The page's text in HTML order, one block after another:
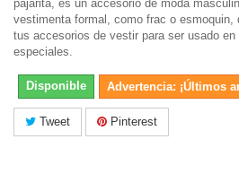
pajarita, es un accesorio de moda
vestimenta formal, como frac o esmoquin,
tus accesorios de vestir para ser usado
especiales.
Disponible Advertencia: ¡Últimos
Tweet Pinterest